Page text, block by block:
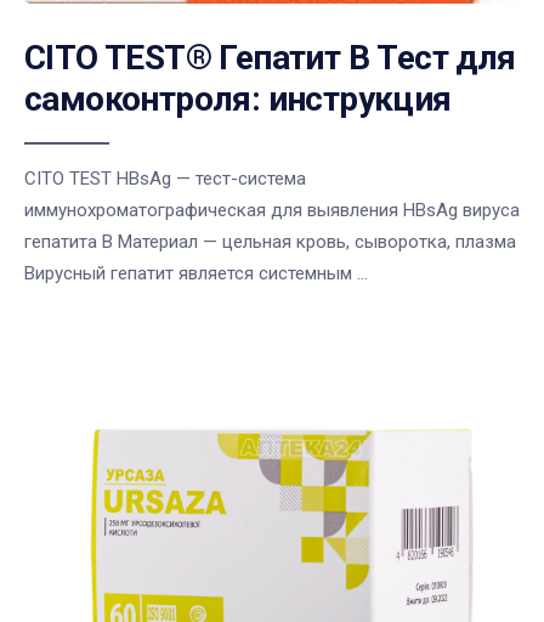
CITO TEST® Гепатит В Тест для
самоконтроля: инструкция
CITO TEST HBsAg — тест-система
иммунохроматографическая для выявления HBsAg вируса
гепатита В Материал — цельная кровь, сыворотка, плазма
Вирусный гепатит является системным ...